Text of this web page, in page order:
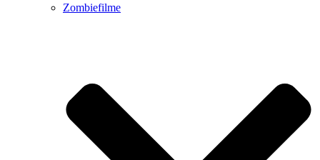
Zombiefilme